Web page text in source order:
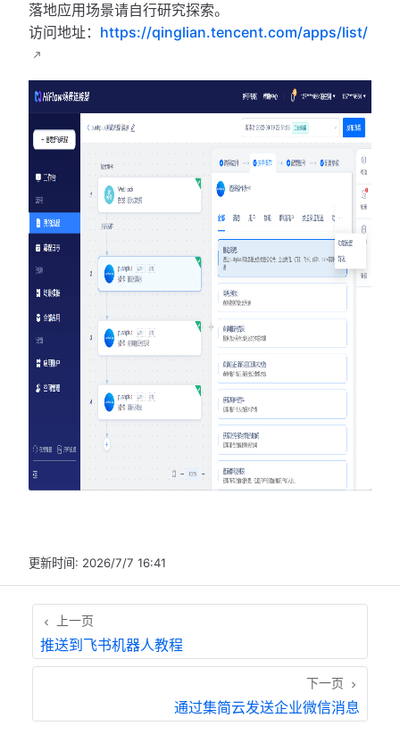
落地应用场景请自行研究探索。
访问地址： https://qinglian.tencent.com/apps/list/
更新时间: 2026/7/7 16:41
上一页
推送到飞书机器人教程
下一页
通过集简云发送企业微信消息